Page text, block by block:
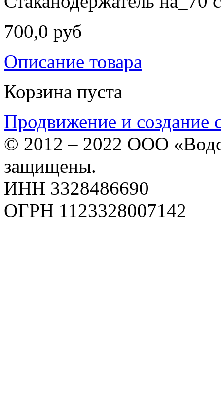
700,0 руб
Описание товара
Корзина пуста
Продвижение и создание
© 2012 – 2022 ООО
защищены.
ИНН 3328486690
ОГРН 1123328007142